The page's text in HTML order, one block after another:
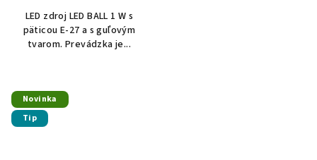
LED zdroj LED BALL 1 W s
päticou E-27 a s guľovým
tvarom. Prevádzka je...
Novinka
Tip